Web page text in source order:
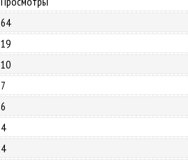
64
19
10
7
6
4
4